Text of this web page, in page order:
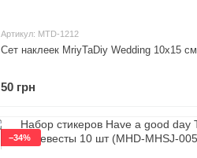
Артикул: MTD-1212
Сет наклеек MriyTaDiy Wedding 10х15 см
50 грн
−34%